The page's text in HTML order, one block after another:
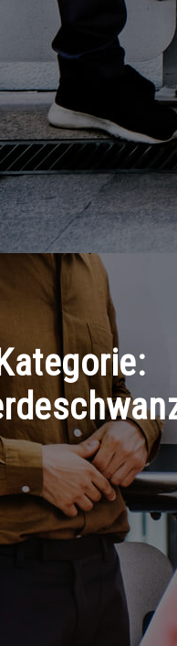
Kategorie: